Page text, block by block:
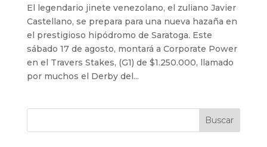
El legendario jinete venezolano, el zuliano Javier
Castellano, se prepara para una nueva hazaña en
el prestigioso hipódromo de Saratoga. Este
sábado 17 de agosto, montará a Corporate Power
en el Travers Stakes, (G1) de $1.250.000, llamado
por muchos el Derby del...
Buscar